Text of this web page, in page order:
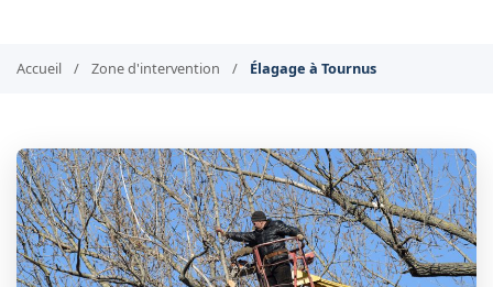
Accueil / Zone d'intervention / Élagage à Tournus